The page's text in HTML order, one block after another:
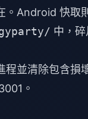
。Android 快取
中，
程並清除包含
。